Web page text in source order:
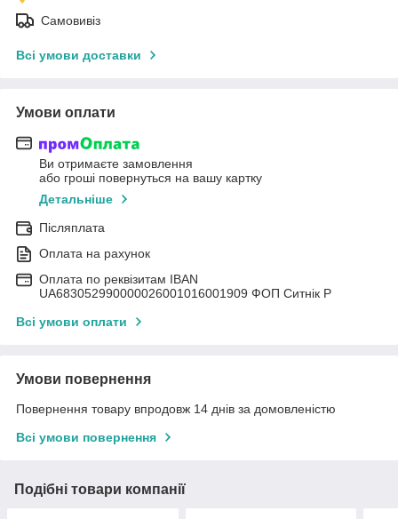
Самовивіз
Всі умови доставки
Умови оплати
Ви отримаєте замовлення
або гроші повернуться на вашу картку
Детальніше
Післяплата
Оплата на рахунок
Оплата по реквізитам IBAN
UА683052990000026001016001909 ФОП Ситнік Р
Всі умови оплати
Умови повернення
Повернення товару впродовж 14 днів за домовленістю
Всі умови повернення
Подібні товари компанії